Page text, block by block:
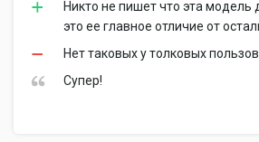
Никто не пишет что эта модель
это ее главное отличие от
Нет таковых у толковых
Супер!